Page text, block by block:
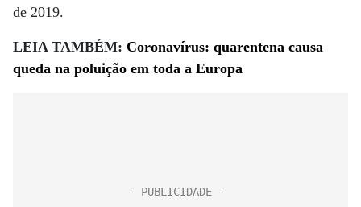
de 2019.
LEIA TAMBÉM: Coronavírus: quarentena causa
queda na poluição em toda a Europa